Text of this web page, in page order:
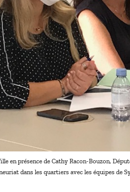
en présence de Cathy Racon-Bouzon,
dans les quartiers avec les équipes de